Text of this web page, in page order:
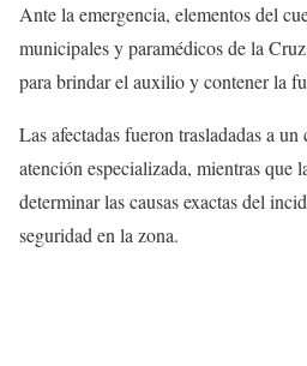
Ante la emergencia, elementos del
municipales y paramédicos de la
para brindar el auxilio y contener la
Las afectadas fueron trasladadas a
atención especializada, mientras que
determinar las causas exactas del
seguridad en la zona.